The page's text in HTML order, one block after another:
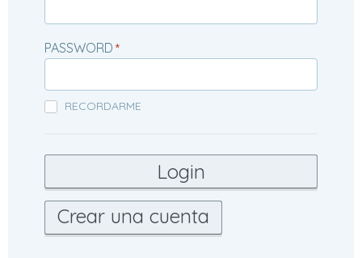
PASSWORD *
RECORDARME
Crear una cuenta